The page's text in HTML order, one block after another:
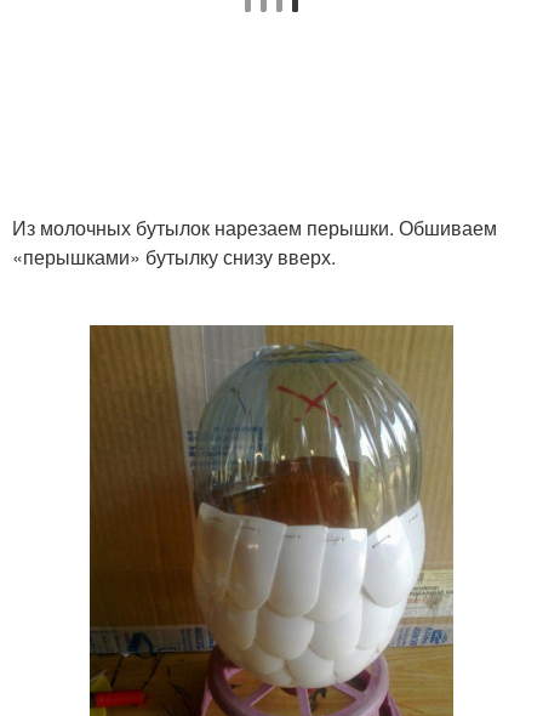
Из молочных бутылок нарезаем перышки. Обшиваем
«перышками» бутылку снизу вверх.